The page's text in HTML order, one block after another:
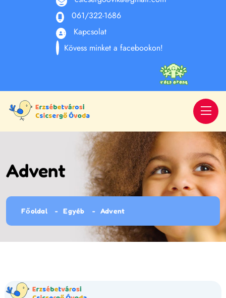
061/322-1686
Kapcsolat
Kövess minket a facebookon!
Advent
Főoldal Egyéb Advent